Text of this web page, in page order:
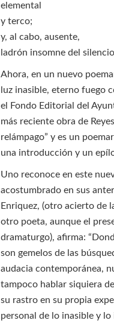
elemental
y terco;
y, al cabo, ausente,
ladrón insomne del
Ahora, en un nuevo
luz inasible, eterno fuego
el Fondo Editorial del
más reciente obra de
relámpago” y es un
una introducción y un
Uno reconoce en este
acostumbrado en sus
Enriquez, (otro acierto de
otro poeta, aunque el
dramaturgo), afirma:
son gemelos de las
audacia contemporánea,
tampoco hablar siquiera
su rastro en su propia
personal de lo inasible y lo